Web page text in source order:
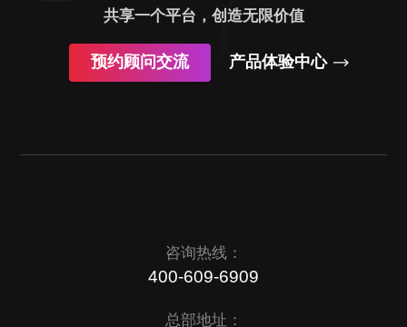
共享一个平台，创造无限价值
预约顾问交流 产品体验中心
咨询热线：
400-609-6909
总部地址：